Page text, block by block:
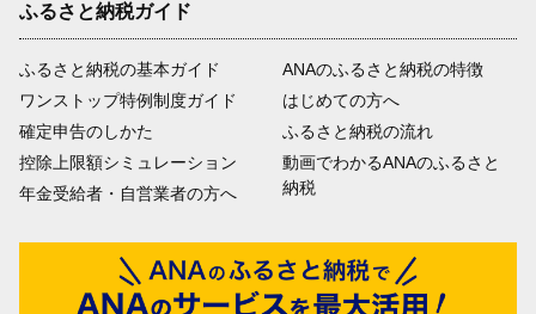
ふるさと納税ガイド
ふるさと納税の基本ガイド
ワンストップ特例制度ガイド
確定申告のしかた
控除上限額シミュレーション
年金受給者・自営業者の方へ
ANAのふるさと納税の特徴
はじめての方へ
ふるさと納税の流れ
動画でわかるANAのふるさと
納税